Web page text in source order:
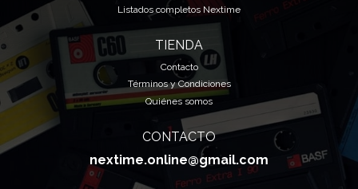
Listados completos Nextime
TIENDA
Contacto
Términos y Condiciones
Quiénes somos
CONTACTO
nextime.online@gmail.com